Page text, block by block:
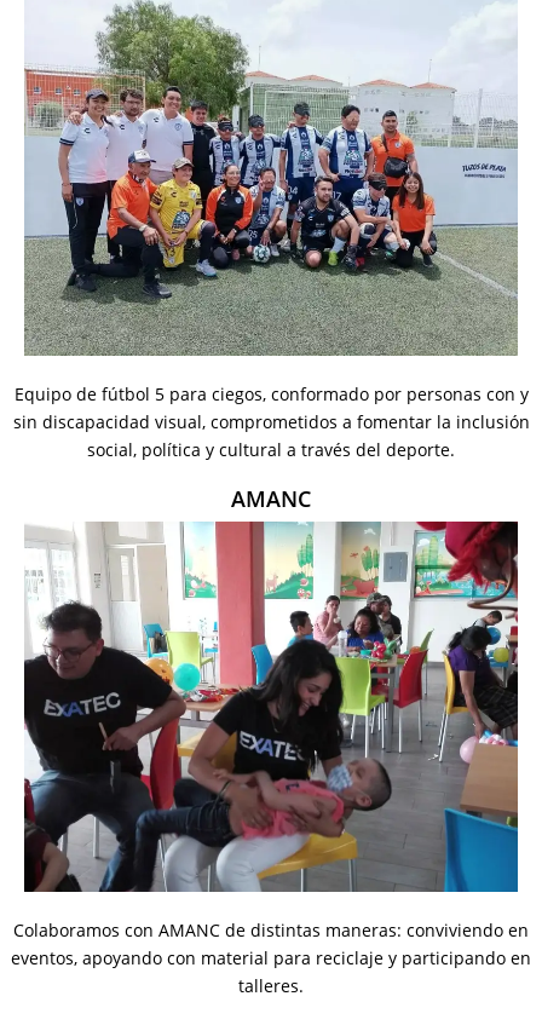
Equipo de fútbol 5 para ciegos, conformado por personas con y
sin discapacidad visual, comprometidos a fomentar la inclusión
social, política y cultural a través del deporte.
AMANC
Colaboramos con AMANC de distintas maneras: conviviendo en
eventos, apoyando con material para reciclaje y participando en
talleres.